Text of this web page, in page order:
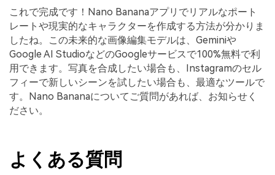
これで完成です！Nano Bananaアプリでリアルなポート
レートや現実的なキャラクターを作成する方法が分かりま
したね。この未来的な画像編集モデルは、Geminiや
Google AI StudioなどのGoogleサービスで100%無料で利
用できます。写真を合成したい場合も、Instagramのセル
フィーで新しいシーンを試したい場合も、最適なツールで
す。Nano Bananaについてご質問があれば、お知らせく
ださい。
よくある質問